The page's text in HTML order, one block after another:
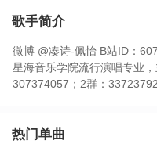
歌手简介
微博 @凑诗-佩怡 B站ID：607621 （凑诗）
星海音乐学院流行演唱专业
热门单曲